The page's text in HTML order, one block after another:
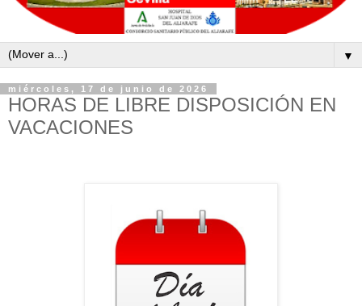
▼
miércoles, 17 de junio de 2026
HORAS DE LIBRE DISPOSICIÓN EN
VACACIONES